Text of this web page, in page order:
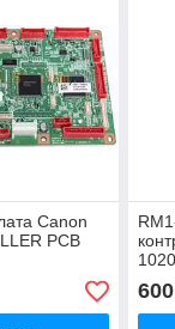
Canon
PCB
600